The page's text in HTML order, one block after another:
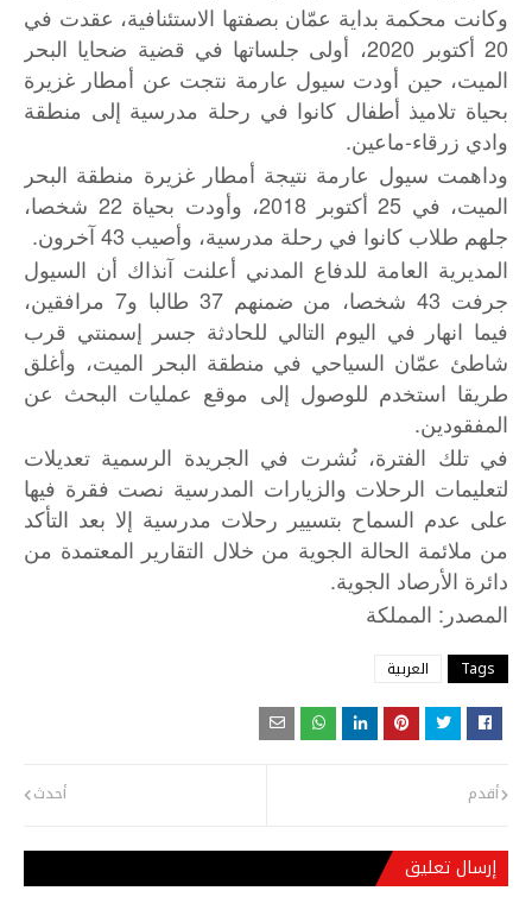
وكانت محكمة بداية عمّان بصفتها الاستئنافية، عقدت في
20 أكتوبر 2020، أولى جلساتها في قضية ضحايا البحر
الميت، حين أودت سيول عارمة نتجت عن أمطار غزيرة
بحياة تلاميذ أطفال كانوا في رحلة مدرسية إلى منطقة
وادي زرقاء-ماعين.
وداهمت سيول عارمة نتيجة أمطار غزيرة منطقة البحر
الميت، في 25 أكتوبر 2018، وأودت بحياة 22 شخصا،
جلهم طلاب كانوا في رحلة مدرسية، وأصيب 43 آخرون.
المديرية العامة للدفاع المدني أعلنت آنذاك أن السيول
جرفت 43 شخصا، من ضمنهم 37 طالبا و7 مرافقين،
فيما انهار في اليوم التالي للحادثة جسر إسمنتي قرب
شاطئ عمّان السياحي في منطقة البحر الميت، وأغلق
طريقا استخدم للوصول إلى موقع عمليات البحث عن
المفقودين.
في تلك الفترة، نُشرت في الجريدة الرسمية تعديلات
لتعليمات الرحلات والزيارات المدرسية نصت فقرة فيها
على عدم السماح بتسيير رحلات مدرسية إلا بعد التأكد
من ملائمة الحالة الجوية من خلال التقارير المعتمدة من
دائرة الأرصاد الجوية.
المصدر : المملكة
Tags العربية
أحدث أقدم
إرسال تعليق